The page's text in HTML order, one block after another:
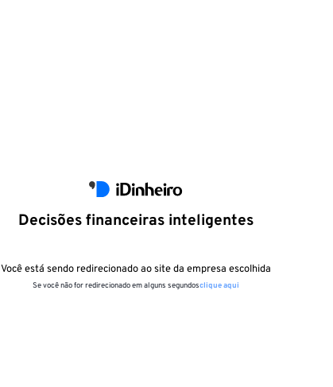
Decisões financeiras inteligentes
Você está sendo redirecionado ao site da empresa escolhida
Se você não for redirecionado em alguns segundosclique aqui